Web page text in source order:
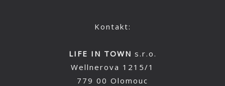
Kontakt:
LIFE IN TOWN s.r.o.
Wellnerova 1215/1
779 00 Olomouc